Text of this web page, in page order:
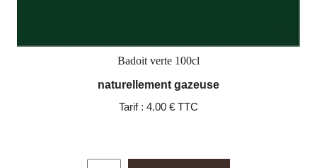
Badoit verte 100cl
naturellement gazeuse
Tarif : 4.00 € TTC